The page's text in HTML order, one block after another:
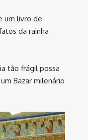
um livro de
da rainha
tão frágil possa
Bazar milenário